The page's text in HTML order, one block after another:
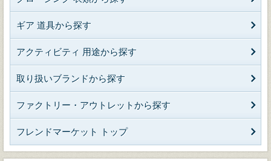
ギア 道具から探す
アクティビティ 用途から探す
取り扱いブランドから探す
ファクトリー・アウトレットから探す
フレンドマーケット トップ